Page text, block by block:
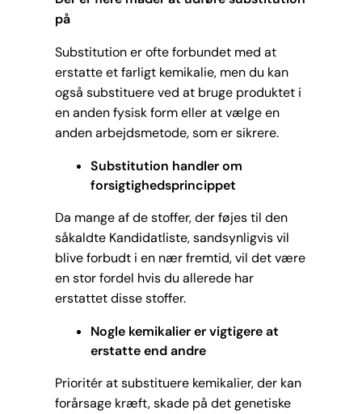
på
Substitution er ofte forbundet med at
erstatte et farligt kemikalie, men du kan
også substituere ved at bruge produktet i
en anden fysisk form eller at vælge en
anden arbejdsmetode, som er sikrere.
Substitution handler om
forsigtighedsprincippet
Da mange af de stoffer, der føjes til den
såkaldte Kandidatliste, sandsynligvis vil
blive forbudt i en nær fremtid, vil det være
en stor fordel hvis du allerede har
erstattet disse stoffer.
Nogle kemikalier er vigtigere at
erstatte end andre
Prioritér at substituere kemikalier, der kan
forårsage kræft, skade på det genetiske